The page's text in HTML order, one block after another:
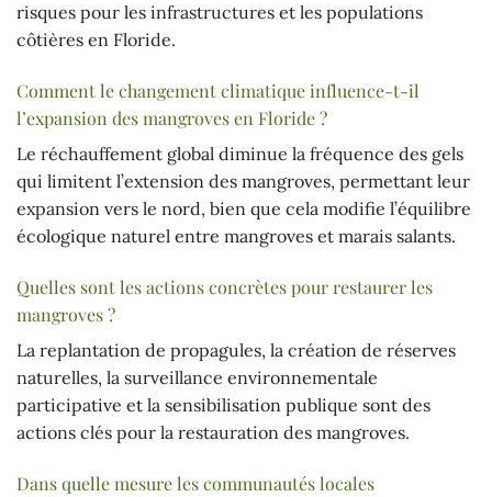
risques pour les infrastructures et les populations
côtières en Floride.
Comment le changement climatique influence-t-il
l’expansion des mangroves en Floride ?
Le réchauffement global diminue la fréquence des gels
qui limitent l’extension des mangroves, permettant leur
expansion vers le nord, bien que cela modifie l’équilibre
écologique naturel entre mangroves et marais salants.
Quelles sont les actions concrètes pour restaurer les
mangroves ?
La replantation de propagules, la création de réserves
naturelles, la surveillance environnementale
participative et la sensibilisation publique sont des
actions clés pour la restauration des mangroves.
Dans quelle mesure les communautés locales